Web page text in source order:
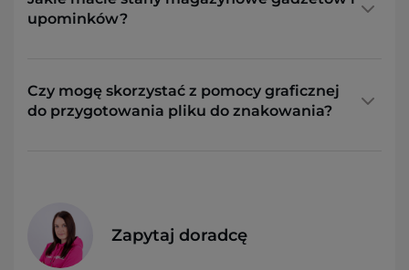
upominków?
Czy mogę skorzystać z pomocy graficznej
do przygotowania pliku do znakowania?
Zapytaj doradcę